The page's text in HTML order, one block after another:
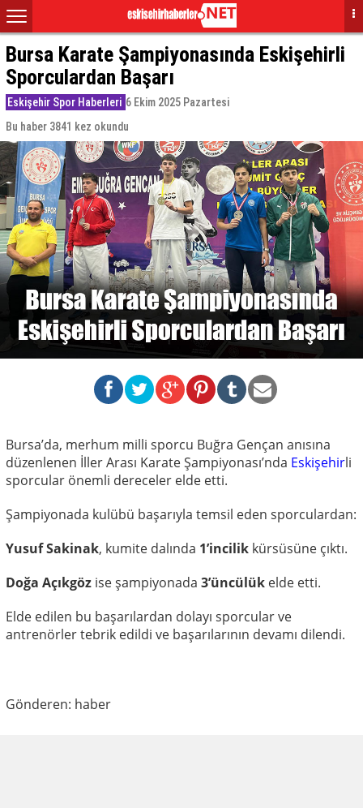
Bursa Karate Şampiyonasında Eskişehirli
Sporculardan Başarı
Eskişehir Spor Haberleri 6 Ekim 2025 Pazartesi
Bu haber 3841 kez okundu
Bursa’da, merhum milli sporcu Buğra Gençan anısına
düzenlenen İller Arası Karate Şampiyonası’nda Eskişehirli
sporcular önemli dereceler elde etti.
Şampiyonada kulübü başarıyla temsil eden sporculardan:
Yusuf Sakinak, kumite dalında 1’incilik kürsüsüne çıktı.
Doğa Açıkgöz ise şampiyonada 3’üncülük elde etti.
Elde edilen bu başarılardan dolayı sporcular ve
antrenörler tebrik edildi ve başarılarının devamı dilendi.
Gönderen: haber